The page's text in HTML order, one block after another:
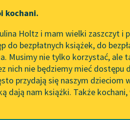
redakcyjne
literatury
Spotkanie z
w Oslo
102. lata temu
Conrad
kochani.
Holtz i mam wielki zaszczyt i
do bezpłatnych książek, do
Musimy nie tylko korzystać, ale
nich nie będziemy mieć
przydają się naszym dzieciom
dają nam książki. Także
Epika ✖ Pozytywizm✖